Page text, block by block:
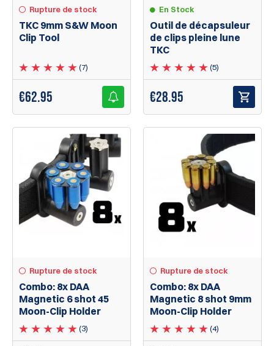
Rupture de stock
TKC 9mm S&W Moon
Clip Tool
(7)
€62.95
En Stock
Outil de décapsuleur
de clips pleine lune
TKC
(5)
€28.95
Rupture de stock
Combo: 8x DAA
Magnetic 6 shot 45
Moon-Clip Holder
(3)
Rupture de stock
Combo: 8x DAA
Magnetic 8 shot 9mm
Moon-Clip Holder
(4)